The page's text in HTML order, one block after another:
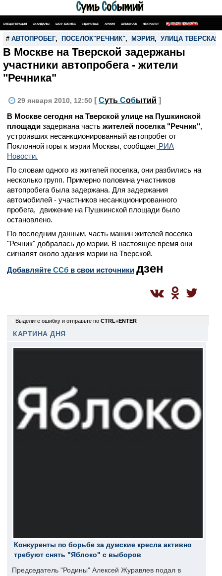
СПЕЦОПЕРАЦИЯ СКАНДАЛЫ ШОУ-БИЗНЕС ЗДОРОВЬЕ АРМИЯ ШПИОНАЖ НЕКРОЛОГ ПОИСК ПО САЙТУ
# АВТОПРОБЕГ, ПОСЕЛОК"РЕЧНИК", МЭРИЯ , УЛИЦА ТВЕРСКАЯ
В Москве на Тверской задержаны
участники автопробега - жители
"Речника"
29 января 2010, 12:50 [ Суть Событий ]
В Москве сегодня на Тверской улице на Пушкинской
площади задержана часть жителей поселка "Речник",
устроивших несанкционированный автопробег от
Поклонной горы к мэрии Москвы, сообщает РИА
Новости.
По словам одного из жителей поселка, они разбились на
несколько групп. Примерно половина участников
автопробега была задержана. Для задержания
автомобилей - участников несанкционированного
пробега, движение на Пушкинской площади было
остановлено.
По последним данным, часть машин жителей поселка
"Речник" добралась до мэрии. В настоящее время они
сигналят около здания мэрии на Тверской.
Добавляйте CСб в свои источники дзен
Выделите ошибку и отправьте по CTRL+ENTER
КАРТИНА ДНЯ
Конкуренты по борьбе за думские кресла активно
требуют снять "Яблоко" с выборов
Председатель "Родины" Алексей Журавлев подал в